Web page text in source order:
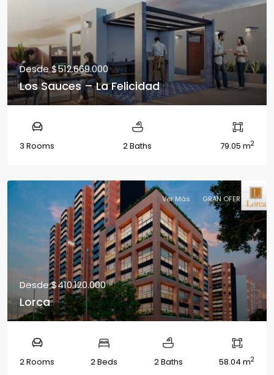
Desde$512.669.000
Los Sauces – La Felicidad
3 Rooms 2 Baths 79.05 m2
Ver Más GRAN OFERTA
Desde$410.120.000
Lorca
2 Rooms 2 Beds 2 Baths 58.04 m2